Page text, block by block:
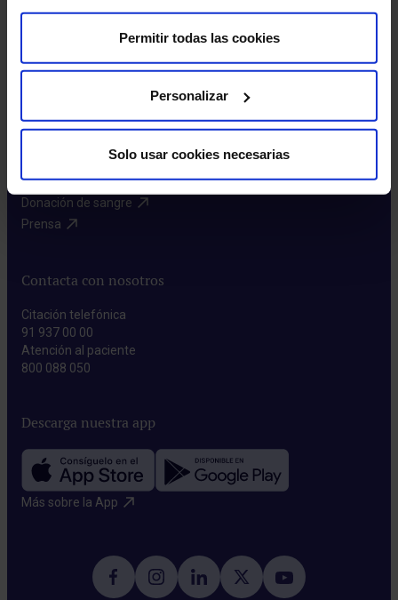
Permitir todas las cookies
Personalizar
Solo usar cookies necesarias
HM CINAC​
Enlaces de interés
Aseguradoras y mutuas​
Preguntas frecuentes​
Donación de sangre​
Prensa​
Contacta con nosotros
Citación telefónica
91 937 00 00
Atención al paciente
800 088 050
Descarga nuestra app
Más sobre la App​